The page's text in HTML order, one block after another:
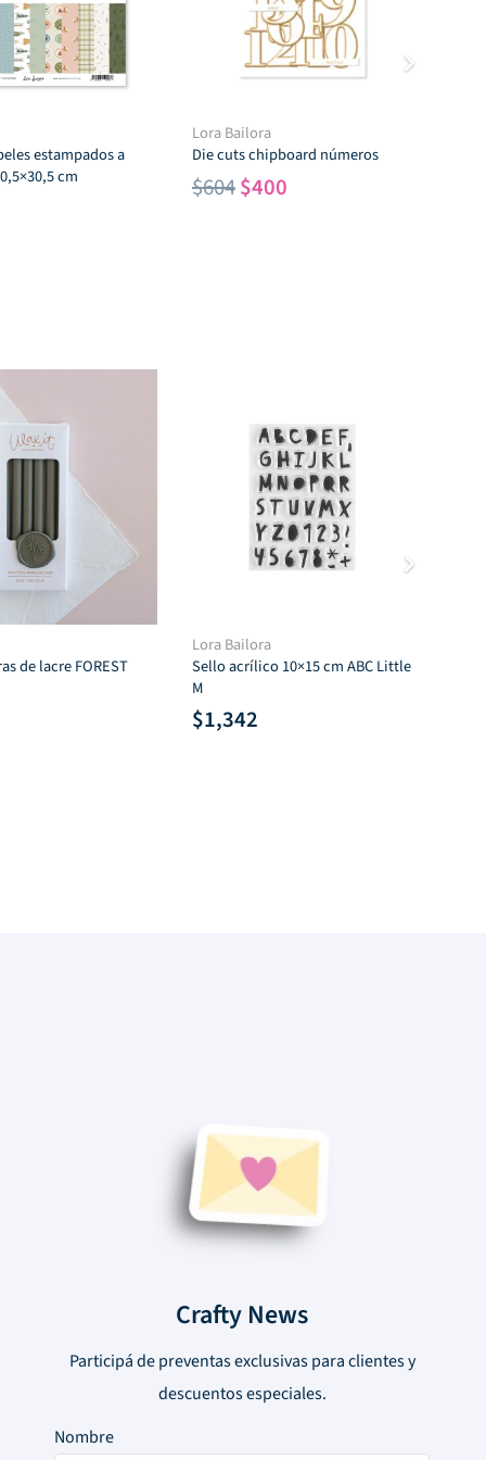
estampados a
cm
Lora Bailora
Die cuts chipboard números
$604El
$400El
de lacre FOREST
Lora Bailora
Sello acrílico 10×15 cm ABC Little
M
$1,342
Crafty News
Participá de preventas exclusivas para clientes y
descuentos especiales.
Nombre